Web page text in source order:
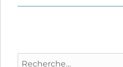
Recherche